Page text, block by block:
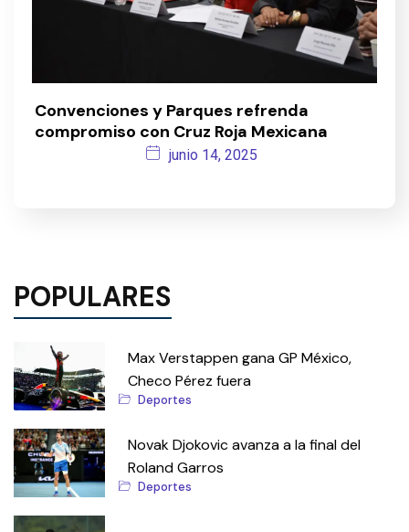
Convenciones y Parques refrenda
compromiso con Cruz Roja Mexicana
junio 14, 2025
POPULARES
Max Verstappen gana GP México,
Checo Pérez fuera
Deportes
Novak Djokovic avanza a la final del
Roland Garros
Deportes